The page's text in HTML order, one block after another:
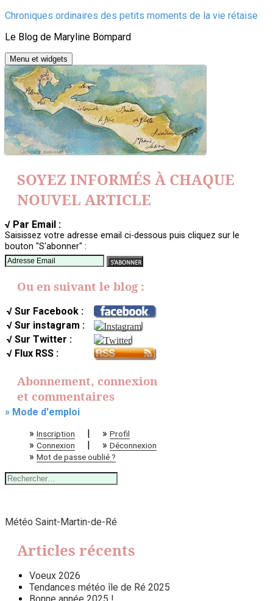
Aller
contenu
Chroniques ordinaires des petits moments de la vie rétaise
Le Blog de Maryline Bompard
Menu et widgets
SOYEZ INFORMÉS À CHAQUE
NOUVEL ARTICLE
√ Par Email :
Saisissez votre adresse email ci-dessous puis cliquez sur le
bouton "S'abonner" :
Ou en suivant le blog :
√ Sur Facebook :
√ Sur instagram :
√ Sur Twitter :
√ Flux RSS :
Abonnement, connexion
et commentaires
» Mode d'emploi
» Inscription | » Profil
» Connexion | » Déconnexion
» Mot de passe oublié ?
Rechercher :
Météo Saint-Martin-de-Ré
Articles récents
Voeux 2026
Tendances météo île de Ré 2025